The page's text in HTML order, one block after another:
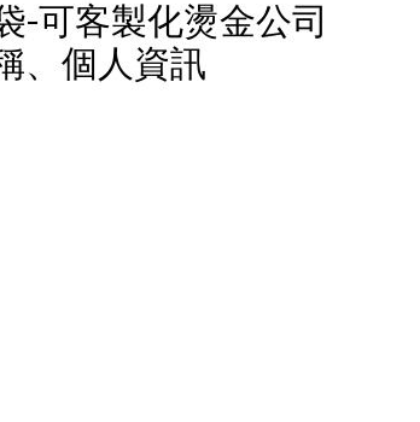
-可客製化燙金公司
、個人資訊